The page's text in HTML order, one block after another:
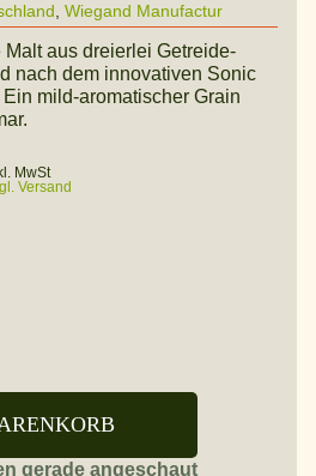
Wiegand Manufactur
aus dreierlei Getreide-
nach dem innovativen Sonic
mild-aromatischer Grain
MwSt
Versand
gerade angeschaut